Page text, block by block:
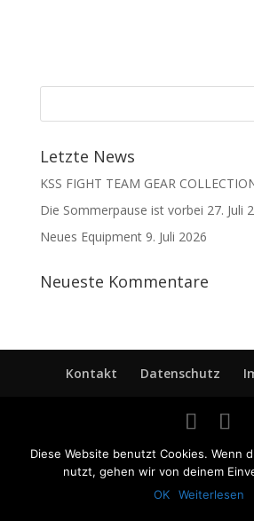
Letzte News
KSS FIGHT TEAM GEAR
Die Sommerpause ist vorbei 27. Juli
Neues Equipment 9. Juli 2026
Neueste Kommentare
Kontakt Datenschutz
Diese Website benutzt Cookies. Wenn
nutzt, gehen wir von deinem
OK
Weiterlesen